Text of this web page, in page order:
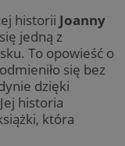
historii Joanny
jedną z
To opowieść o
się bez
dzięki
historia
która